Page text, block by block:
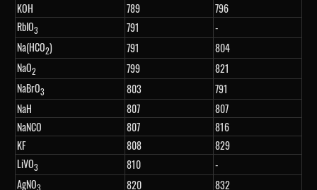
KOH
789
796
RbIO3 791
-
Na(HCO2) 791
804
NaO2 799
821
NaBrO3 803
791
NaH
807
807
NaNCO
807
816
KF
808
829
LiVO3 810
-
AgNO3 820
832